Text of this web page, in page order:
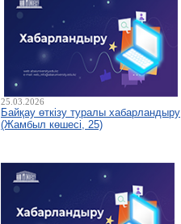
25.03.2026
Байқау өткізу туралы хабарландыру
(Жамбыл көшесі, 25)